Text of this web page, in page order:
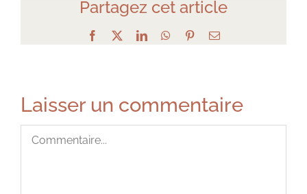
Partagez cet article
Facebook LinkedInWhatsApp
PinterestEmail
Laisser un commentaire